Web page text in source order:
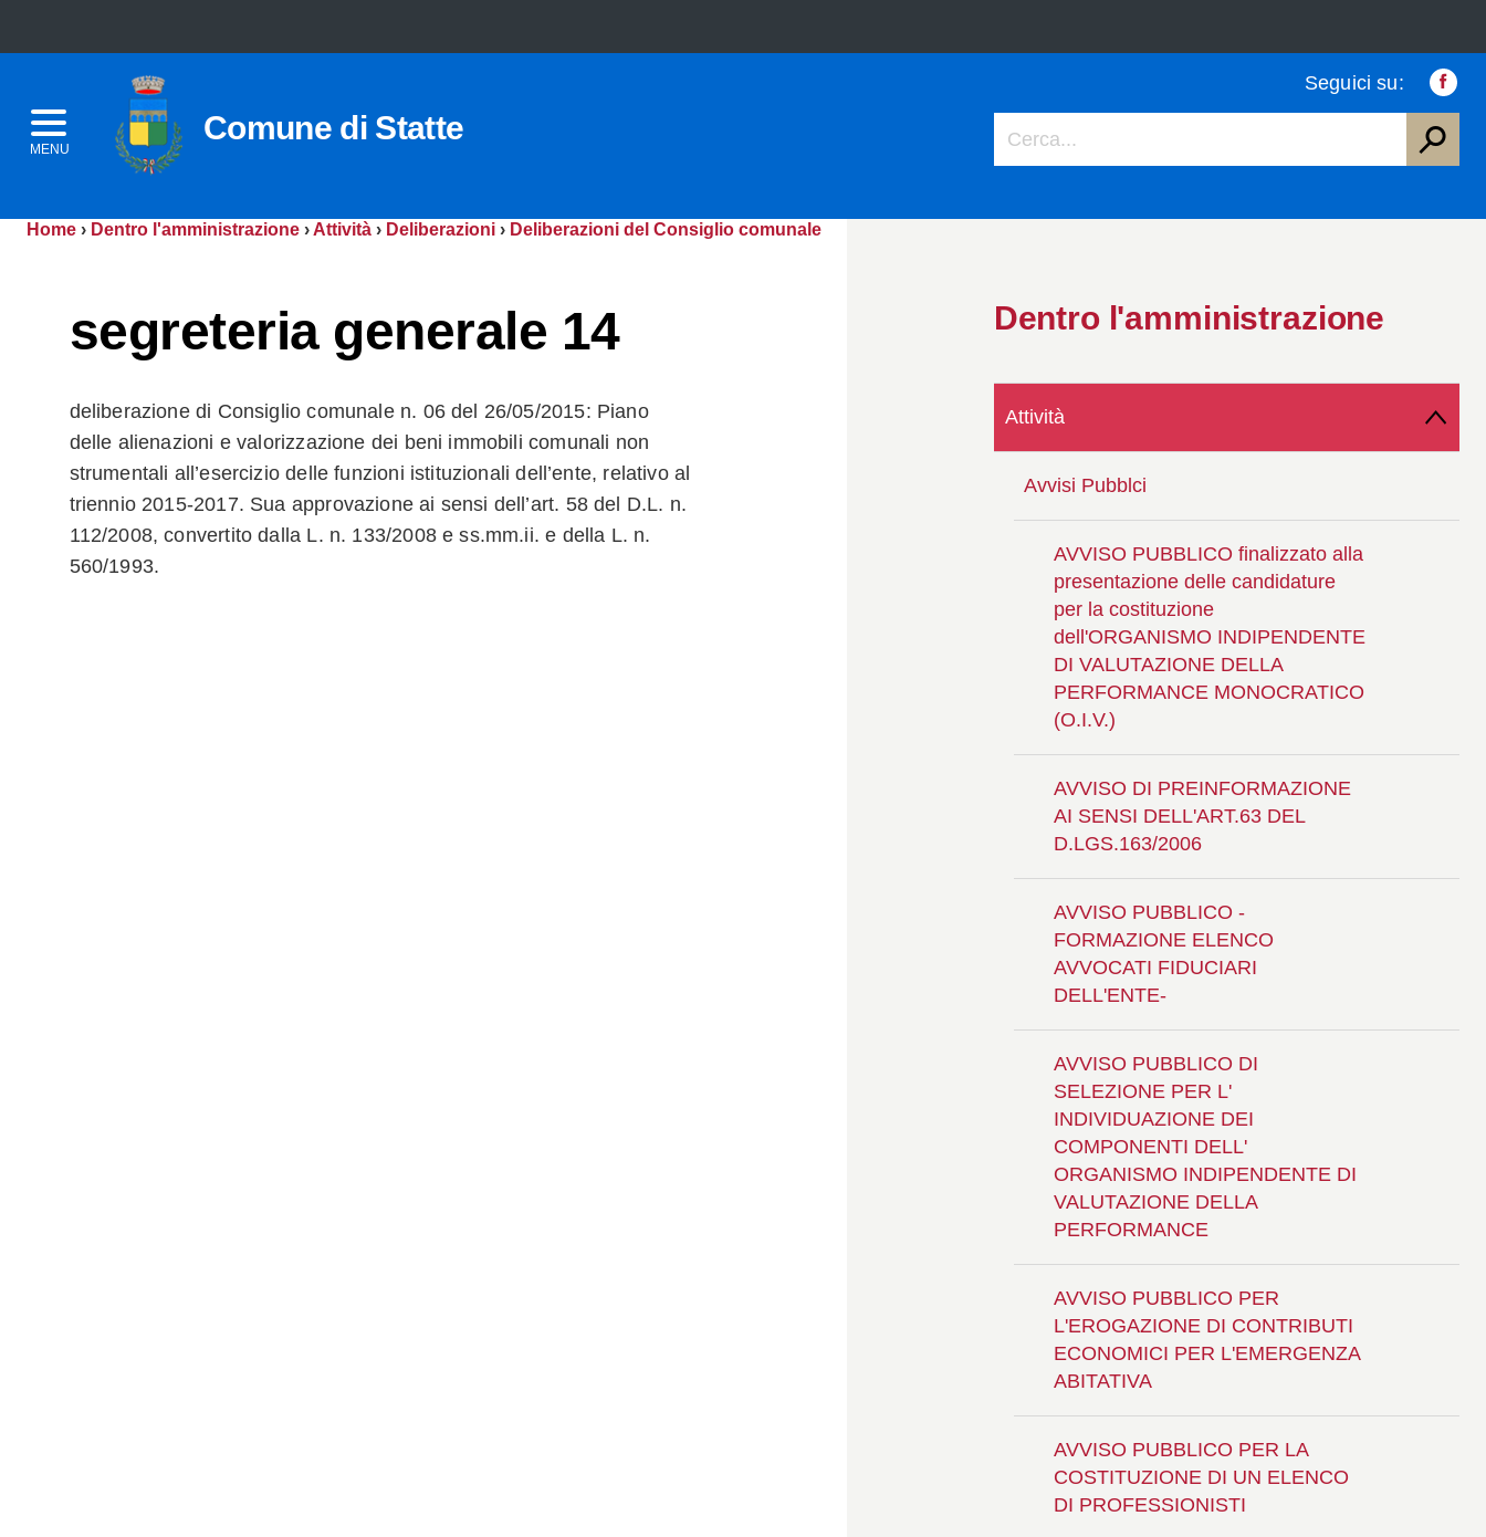
MENU
Comune di Statte
Seguici su:
Home › Dentro l'amministrazione › Attività › Deliberazioni › Deliberazioni del Consiglio comunale
segreteria generale 14
deliberazione di Consiglio comunale n. 06 del 26/05/2015: Piano
delle alienazioni e valorizzazione dei beni immobili comunali non
strumentali all’esercizio delle funzioni istituzionali dell’ente, relativo al
triennio 2015-2017. Sua approvazione ai sensi dell’art. 58 del D.L. n.
112/2008, convertito dalla L. n. 133/2008 e ss.mm.ii. e della L. n.
560/1993.
Dentro l'amministrazione
Attività
Avvisi Pubblci
AVVISO PUBBLICO finalizzato alla
presentazione delle candidature
per la costituzione
dell'ORGANISMO INDIPENDENTE
DI VALUTAZIONE DELLA
PERFORMANCE MONOCRATICO
(O.I.V.)
AVVISO DI PREINFORMAZIONE
AI SENSI DELL'ART.63 DEL
D.LGS.163/2006
AVVISO PUBBLICO -
FORMAZIONE ELENCO
AVVOCATI FIDUCIARI
DELL'ENTE-
AVVISO PUBBLICO DI
SELEZIONE PER L'
INDIVIDUAZIONE DEI
COMPONENTI DELL'
ORGANISMO INDIPENDENTE DI
VALUTAZIONE DELLA
PERFORMANCE
AVVISO PUBBLICO PER
L'EROGAZIONE DI CONTRIBUTI
ECONOMICI PER L'EMERGENZA
ABITATIVA
AVVISO PUBBLICO PER LA
COSTITUZIONE DI UN ELENCO
DI PROFESSIONISTI